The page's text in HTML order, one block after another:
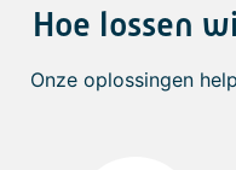
Hoe lossen
Onze oplossingen